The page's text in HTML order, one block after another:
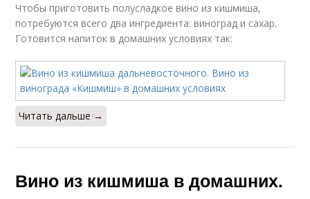
Чтобы приготовить полусладкое вино из кишмиша,
потребуются всего два ингредиента: виноград и сахар.
Готовится напиток в домашних условиях так:
Читать дальше →
Вино из кишмиша в домашних.